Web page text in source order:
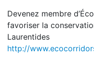
Devenez membre
favoriser la
Laurentides
http://